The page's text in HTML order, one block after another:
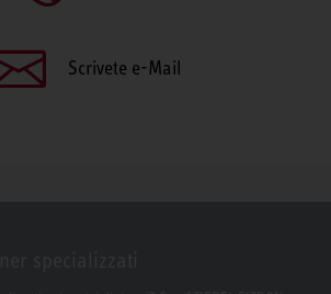
Scrivete e-Mail